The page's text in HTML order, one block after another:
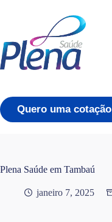
conteúdo
Quero uma cotação
Plena Saúde em Tambaú
janeiro 7, 2025